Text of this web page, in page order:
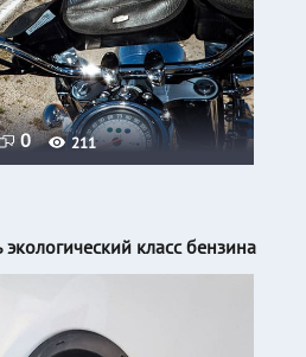
0 211
класс бензина